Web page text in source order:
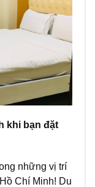
khi bạn đặt
những vị trí
Chí Minh! Du